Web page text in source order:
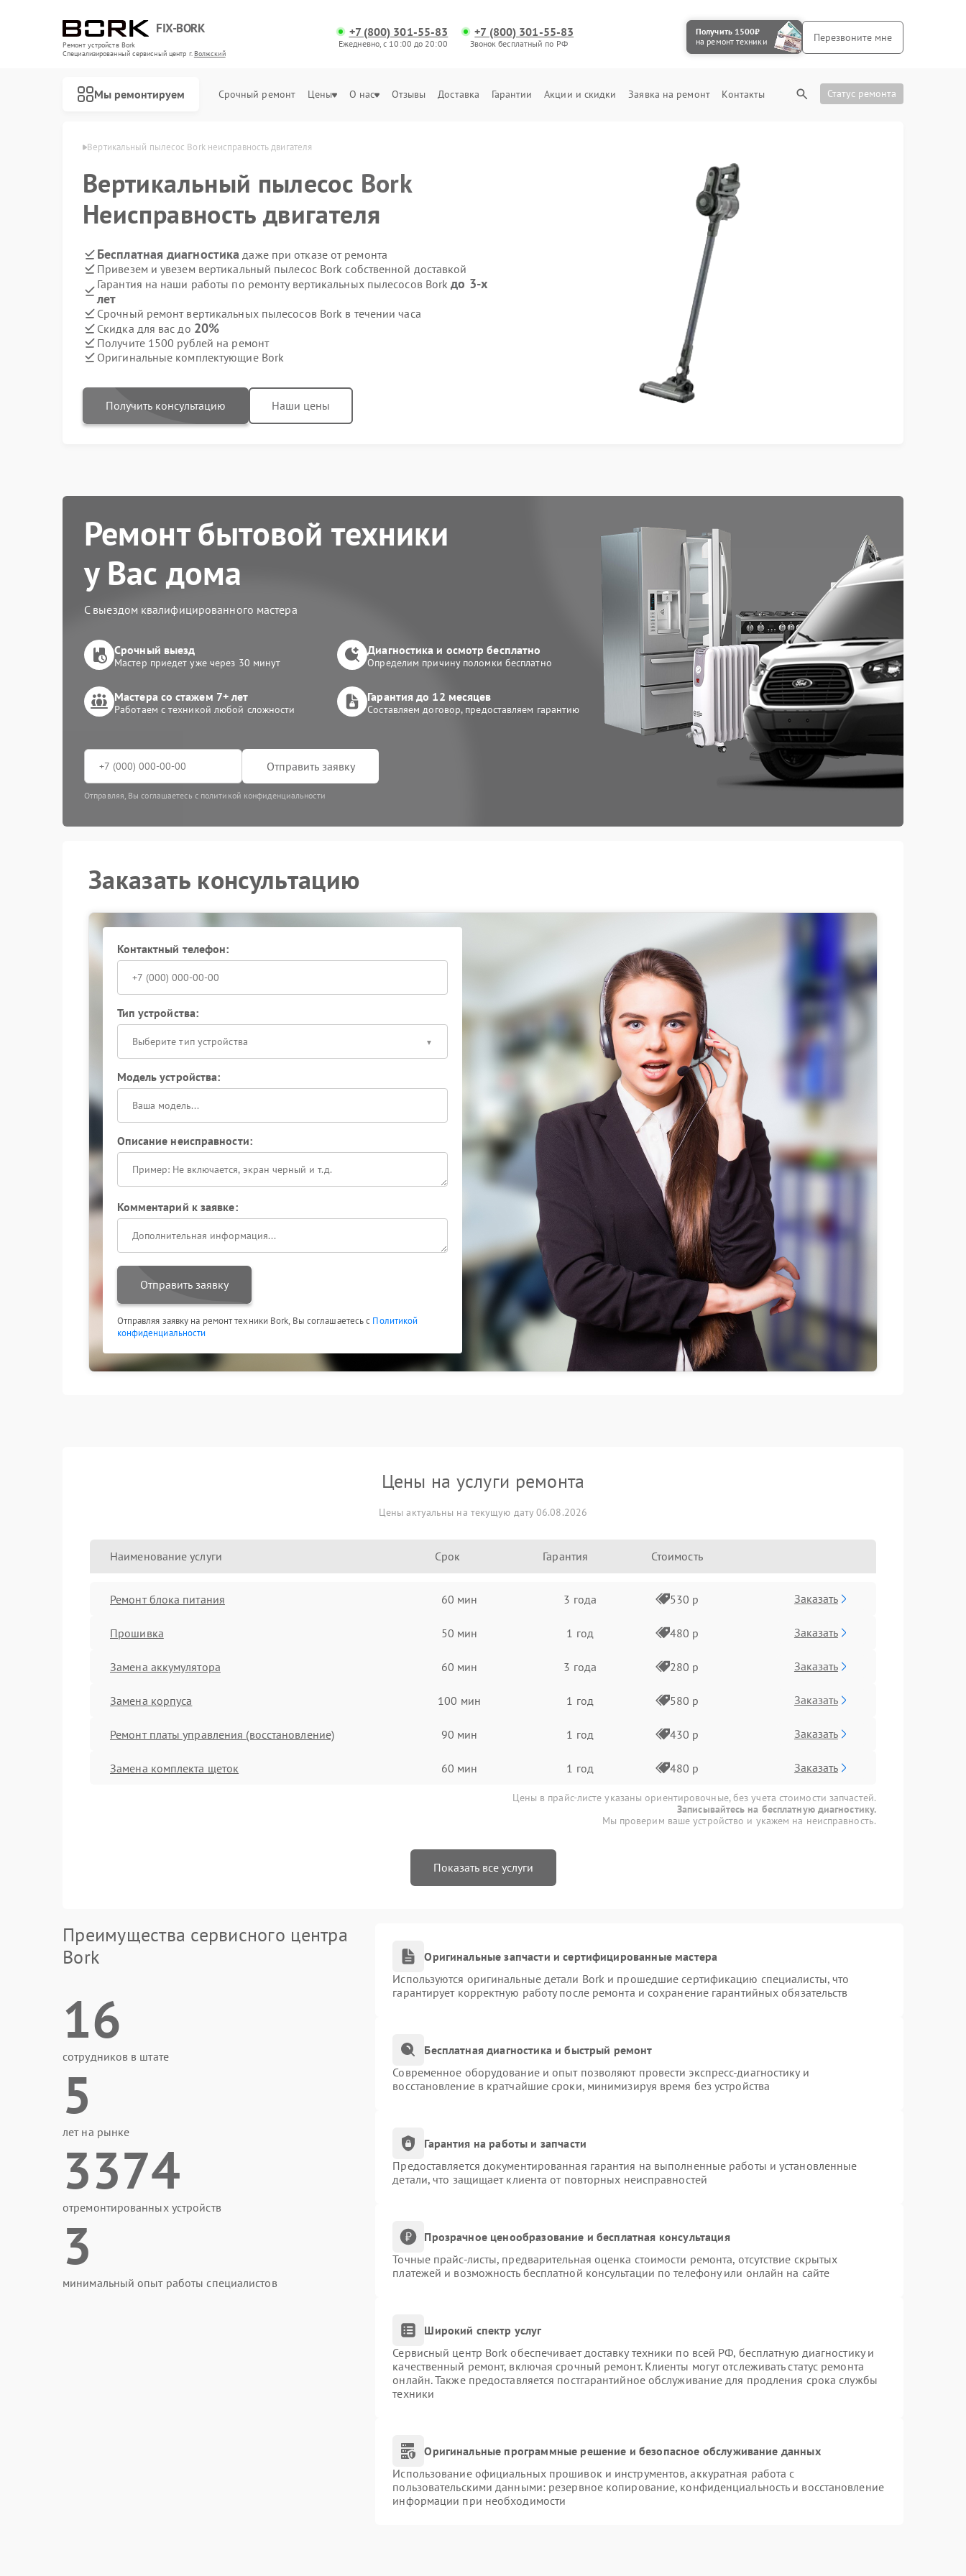
FIX-BORK
Ремонт устройств Bork
Специализированный cервисный центр г.Волжский
+7 (800) 301-55-83
Ежедневно, с 10:00 до 20:00
+7 (800) 301-55-83
Звонок бесплатный по РФ
Получить 1500₽
на ремонт техники
Перезвоните мне
Мы ремонтируем Срочный ремонт Цены О нас Отзывы Доставка Гарантии Акции и скидки Заявка на ремонт Контакты Статус ремонта
Bork в Волжском Вертикальный пылесос Bork неисправность двигателя
Вертикальный пылесос Bork
Неисправность двигателя
Бесплатная диагностика даже при отказе от ремонта
Привезем и увезем вертикальный пылесос Bork собственной доставкой
Гарантия на наши работы по ремонту вертикальных пылесосов Borkдо 3-х
лет
Срочный ремонт вертикальных пылесосов Bork в течении часа
Скидка для вас до 20%
Получите 1500 рублей на ремонт
Оригинальные комплектующие Bork
Получить консультацию Наши цены
Ремонт бытовой техники
у Вас дома
С выездом квалифицированного мастера
Срочный выезд
Мастер приедет уже через 30 минут
Диагностика и осмотр бесплатно
Определим причину поломки бесплатно
Мастера со стажем 7+ лет
Работаем с техникой любой сложности
Гарантия до 12 месяцев
Составляем договор, предоставляем гарантию
Отправить заявку
Отправляя, Вы соглашаетесь с политикой конфиденциальности
Заказать консультацию
Контактный телефон:
Тип устройства:
Выберите тип устройства
Модель устройства:
Описание неисправности:
Комментарий к заявке:
Отправить заявку
Отправляя заявку на ремонт техники Bork, Вы соглашаетесь с Политикой
конфиденциальности
Цены на услуги ремонта
Цены актуальны на текущую дату 06.08.2026
Наименование услуги Срок Гарантия Стоимость
Ремонт блока питания 60 мин 3 года 530 р Заказать
Прошивка 50 мин 1 год 480 р Заказать
Замена аккумулятора 60 мин 3 года 280 р Заказать
Замена корпуса 100 мин 1 год 580 р Заказать
Ремонт платы управления (восстановление) 90 мин 1 год 430 р Заказать
Замена комплекта щеток 60 мин 1 год 480 р Заказать
Цены в прайс-листе указаны ориентировочные, без учета стоимости запчастей.
Записывайтесь на бесплатную диагностику.
Мы проверим ваше устройство и укажем на неисправность.
Показать все услуги
Преимущества сервисного центра
Bork
16
сотрудников в штате
5
лет на рынке
3374
отремонтированных устройств
3
минимальный опыт работы специалистов
Оригинальные запчасти и сертифицированные мастера
Используются оригинальные детали Bork и прошедшие сертификацию специалисты, что
гарантирует корректную работу после ремонта и сохранение гарантийных обязательств
Бесплатная диагностика и быстрый ремонт
Современное оборудование и опыт позволяют провести экспресс-диагностику и
восстановление в кратчайшие сроки, минимизируя время без устройства
Гарантия на работы и запчасти
Предоставляется документированная гарантия на выполненные работы и установленные
детали, что защищает клиента от повторных неисправностей
Прозрачное ценообразование и бесплатная консультация
Точные прайс-листы, предварительная оценка стоимости ремонта, отсутствие скрытых
платежей и возможность бесплатной консультации по телефону или онлайн на сайте
Широкий спектр услуг
Сервисный центр Bork обеспечивает доставку техники по всей РФ, бесплатную диагностику и
качественный ремонт, включая срочный ремонт. Клиенты могут отслеживать статус ремонта
онлайн. Также предоставляется постгарантийное обслуживание для продления срока службы
техники
Оригинальные программные решение и безопасное обслуживание данных
Использование официальных прошивок и инструментов, аккуратная работа с
пользовательскими данными: резервное копирование, конфиденциальность и восстановление
информации при необходимости